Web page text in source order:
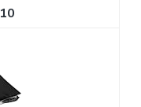
10